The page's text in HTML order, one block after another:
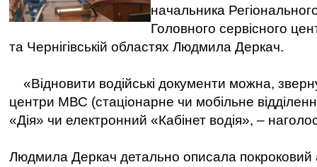
начальника
Головного сервісного
та Чернігівській областях Людмила Деркач.
«Відновити водійські документи можна,
центри МВС (стаціонарне чи мобільне
«Дія» чи електронний «Кабінет водія», –
Людмила Деркач детально описала